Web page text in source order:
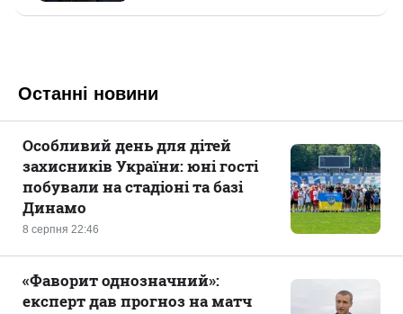
Останні новини
8 серпня 22:46
Особливий день для дітей
захисників України: юні гості
побували на стадіоні та базі
Динамо
«Фаворит однозначний»:
експерт дав прогноз на матч